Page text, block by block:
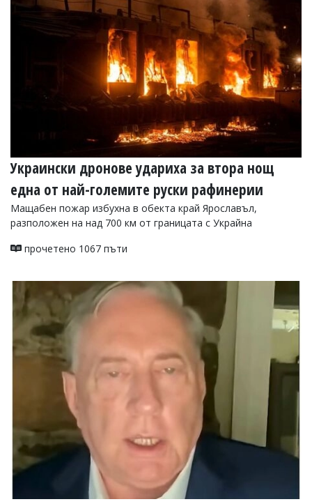
Украински дронове удариха за втора нощ
една от най-големите руски рафинерии
Мащабен пожар избухна в обекта край Ярославъл,
разположен на над 700 км от границата с Украйна
прочетено 1067 пъти